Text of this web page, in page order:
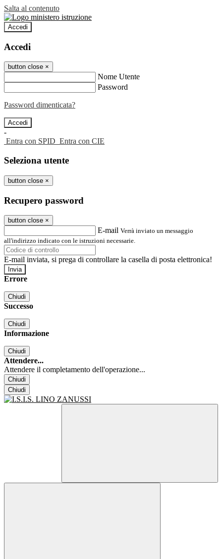
Salta al contenuto
Accedi
Accedi
button close ×
Nome Utente
Password
Password dimenticata?
-
Entra con SPID Entra con CIE
Seleziona utente
button close ×
Recupero password
button close ×
E-mail Verrà inviato un messaggio
all'indirizzo indicato con le istruzioni necessarie.
E-mail inviata, si prega di controllare la casella di posta elettronica!
Errore
Chiudi
Successo
Chiudi
Informazione
Chiudi
Attendere...
Attendere il completamento dell'operazione...
Chiudi
Chiudi